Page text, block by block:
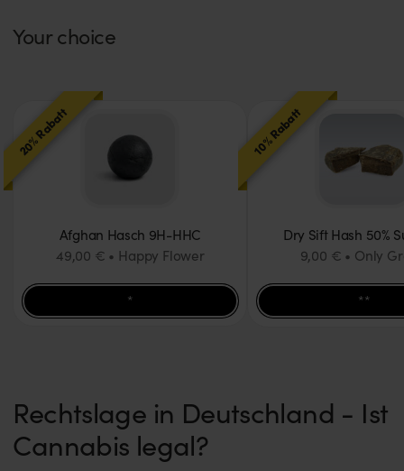
Your choice
20% Rabatt
Afghan Hasch 9H-HHC
49,00 €
Happy Flower
*
10% Rabatt
Dry Sift Hash 50%
9,00 €
Only
**
Rechtslage in Deutschland - Ist
Cannabis legal?